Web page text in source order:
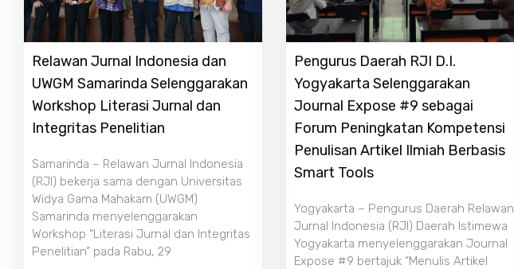
Relawan Jurnal Indonesia dan
UWGM Samarinda Selenggarakan
Workshop Literasi Jurnal dan
Integritas Penelitian
Samarinda – Relawan Jurnal Indonesia
(RJI) bekerja sama dengan Universitas
Widya Gama Mahakam (UWGM)
Samarinda menyelenggarakan
Workshop “Literasi Jurnal dan Integritas
Penelitian” pada Rabu, 29
Pengurus Daerah RJI D.I.
Yogyakarta Selenggarakan
Journal Expose #9 sebagai
Forum Peningkatan Kompetensi
Penulisan Artikel Ilmiah Berbasis
Smart Tools
Yogyakarta – Pengurus Daerah Relawan
Jurnal Indonesia (RJI) Daerah Istimewa
Yogyakarta menyelenggarakan Journal
Expose #9 bertajuk “Menulis Artikel